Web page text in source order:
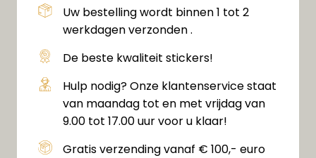
Uw bestelling wordt binnen 1 tot 2
werkdagen verzonden .
De beste kwaliteit stickers!
Hulp nodig? Onze klantenservice staat
van maandag tot en met vrijdag van
9.00 tot 17.00 uur voor u klaar!
Gratis verzending vanaf € 100,- euro